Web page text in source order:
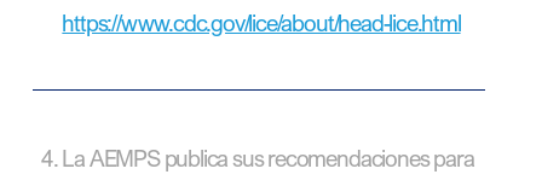
https://www.cdc.gov/lice/about/head-lice.html
La AEMPS publica sus recomendaciones para